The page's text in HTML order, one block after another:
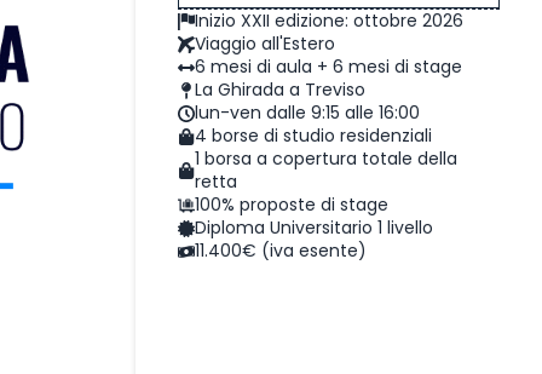
Inizio XXII edizione: ottobre 2026
Viaggio all'Estero
6 mesi di aula + 6 mesi di stage
La Ghirada a Treviso
lun-ven dalle 9:15 alle 16:00
4 borse di studio residenziali
1 borsa a copertura totale della
retta
100% proposte di stage
Diploma Universitario 1 livello
11.400€ (iva esente)